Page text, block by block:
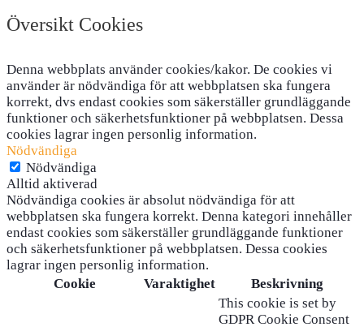
Översikt Cookies
Denna webbplats använder cookies/kakor. De cookies vi
använder är nödvändiga för att webbplatsen ska fungera
korrekt, dvs endast cookies som säkerställer grundläggande
funktioner och säkerhetsfunktioner på webbplatsen. Dessa
cookies lagrar ingen personlig information.
Nödvändiga
Nödvändiga
Alltid aktiverad
Nödvändiga cookies är absolut nödvändiga för att
webbplatsen ska fungera korrekt. Denna kategori innehåller
endast cookies som säkerställer grundläggande funktioner
och säkerhetsfunktioner på webbplatsen. Dessa cookies
lagrar ingen personlig information.
Cookie
Varaktighet Beskrivning
This cookie is set by
GDPR Cookie Consent